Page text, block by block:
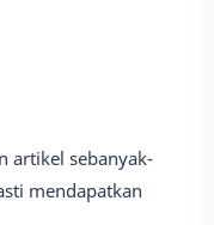
artikel sebanyak-
mendapatkan